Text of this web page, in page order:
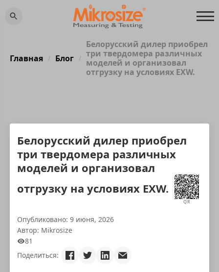
Главная / Блог /
Белорусский дилер приобрел
три твердомера различных
моделей и организовал
отгрузку на условиях EXW.
Белорусский дилер приобрел
три твердомера различных
моделей и организовал
отгрузку на условиях EXW.
QR
Опубликовано: 9 июня, 2026
Автор: Mikrosize
81
Поделиться: